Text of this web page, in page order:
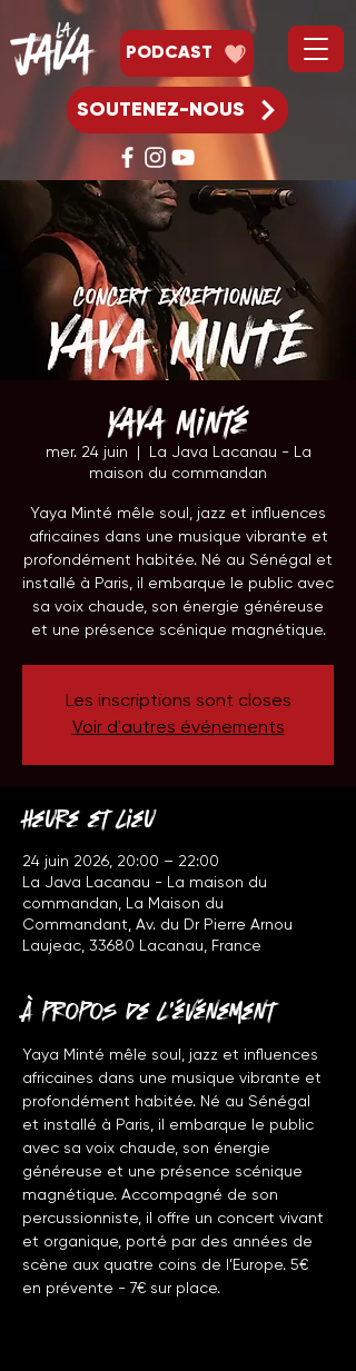
PODCAST
SOUTENEZ-NOUS
Yaya Minté
mer. 24 juin
La Java Lacanau - La
maison du commandan
Yaya Minté mêle soul, jazz et influences
africaines dans une musique vibrante et
profondément habitée. Né au Sénégal et
installé à Paris, il embarque le public avec
sa voix chaude, son énergie généreuse
et une présence scénique magnétique.
Les inscriptions sont closes
Voir d'autres événements
Heure et lieu
24 juin 2026, 20:00 – 22:00
La Java Lacanau - La maison du
commandan, La Maison du
Commandant, Av. du Dr Pierre Arnou
Laujeac, 33680 Lacanau, France
À propos de l'événement
Yaya Minté mêle soul, jazz et influences
africaines dans une musique vibrante et
profondément habitée. Né au Sénégal
et installé à Paris, il embarque le public
avec sa voix chaude, son énergie
généreuse et une présence scénique
magnétique. Accompagné de son
percussionniste, il offre un concert vivant
et organique, porté par des années de
scène aux quatre coins de l’Europe. 5€
en prévente - 7€ sur place.